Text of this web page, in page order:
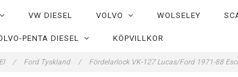
VW DIESEL VOLVO WOLSELEY
PENTA DIESEL KÖPVILLKOR
/ Ford Tyskland / Fördelarlock VK-127 Lucas/Ford 1971-88